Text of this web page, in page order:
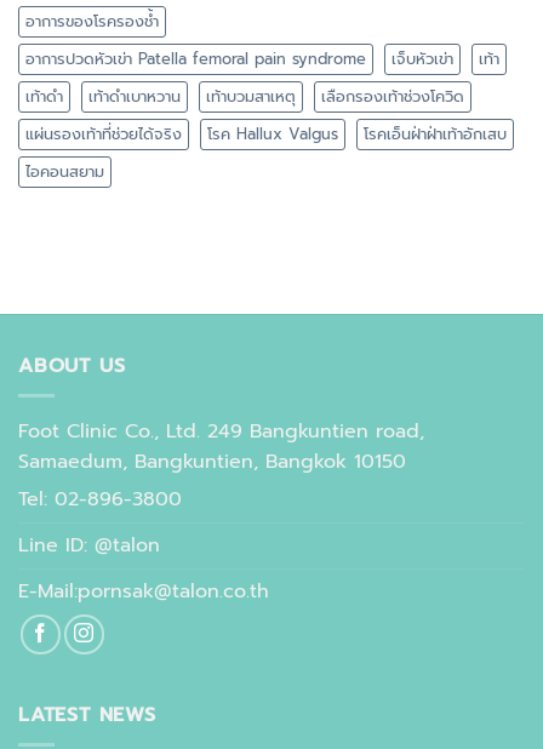
อาการของโรครองช้ำ
อาการปวดหัวเข่า Patella femoral pain syndrome
เจ็บหัวเข่า
เท้า
เท้าดำ
เท้าดำเบาหวาน เท้าบวมสาเหตุ
เลือกรองเท้าช่วงโควิด
แผ่นรองเท้าที่ช่วยได้จริง
โรค Hallux Valgus
โรคเอ็นฝ่าฝ่าเท้าอักเสบ
ไอคอนสยาม
ABOUT US
Foot Clinic Co., Ltd. 249 Bangkuntien road,
Samaedum, Bangkuntien, Bangkok 10150
Tel: 02-896-3800
Line ID: @talon
E-Mail:pornsak@talon.co.th
LATEST NEWS